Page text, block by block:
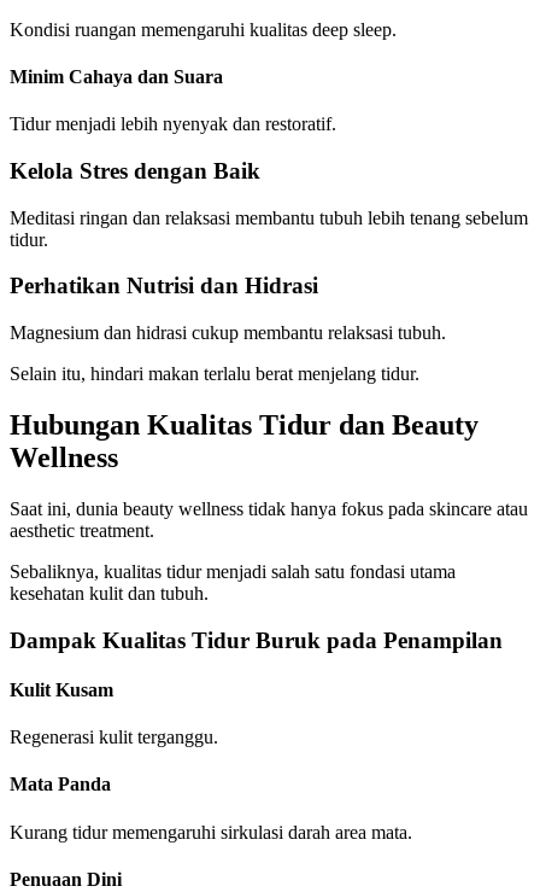
Kondisi ruangan memengaruhi kualitas deep sleep.
Minim Cahaya dan Suara
Tidur menjadi lebih nyenyak dan restoratif.
Kelola Stres dengan Baik
Meditasi ringan dan relaksasi membantu tubuh lebih tenang sebelum
tidur.
Perhatikan Nutrisi dan Hidrasi
Magnesium dan hidrasi cukup membantu relaksasi tubuh.
Selain itu, hindari makan terlalu berat menjelang tidur.
Hubungan Kualitas Tidur dan Beauty
Wellness
Saat ini, dunia beauty wellness tidak hanya fokus pada skincare atau
aesthetic treatment.
Sebaliknya, kualitas tidur menjadi salah satu fondasi utama
kesehatan kulit dan tubuh.
Dampak Kualitas Tidur Buruk pada Penampilan
Kulit Kusam
Regenerasi kulit terganggu.
Mata Panda
Kurang tidur memengaruhi sirkulasi darah area mata.
Penuaan Dini